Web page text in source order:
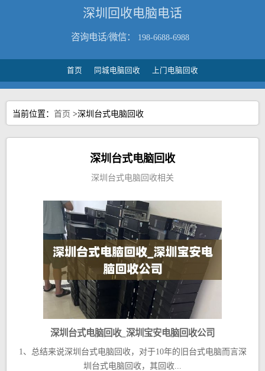
深圳回收电脑电话
咨询电话/微信： 198-6688-6988
首页 同城电脑回收 上门电脑回收
当前位置： 首页 >深圳台式电脑回收
深圳台式电脑回收
深圳台式电脑回收相关
深圳台式电脑回收_深圳宝安电脑回收公司
1、总结来说深圳台式电脑回收，对于10年的旧台式电脑而言深
圳台式电脑回收，其回收...